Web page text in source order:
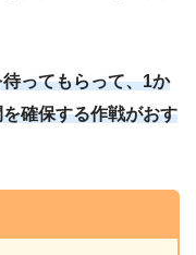
ってもらって、1か
確保する作戦がおす